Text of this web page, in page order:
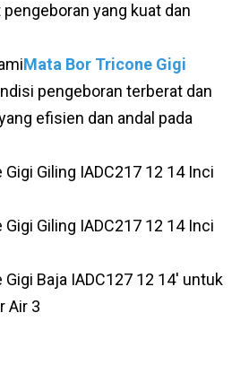
yang kuat dan
Mata Bor Tricone Gigi
pengeboran terberat dan
efisien dan andal pada